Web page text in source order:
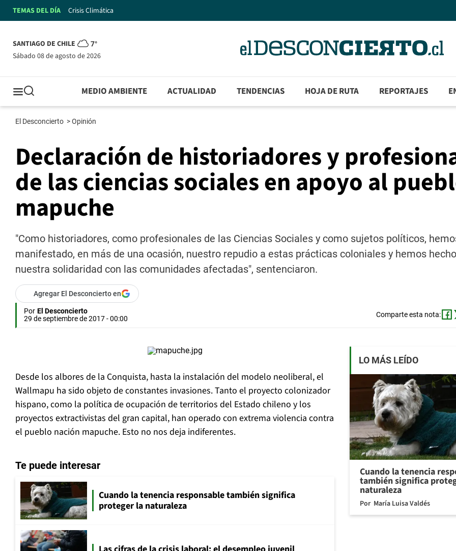
TEMAS DEL DÍA Crisis Climática
SANTIAGO DE CHILE 7°
sábado 08 de agosto de 2026
MEDIO AMBIENTE ACTUALIDAD TENDENCIAS HOJA DE RUTA REPORTAJES
El Desconcierto >Opinión
Declaración de historiadores y
de las ciencias sociales en apoyo al
mapuche
"Como historiadores, como profesionales de las Ciencias Sociales y como sujetos políticos,
manifestado, en más de una ocasión, nuestro repudio a estas prácticas coloniales y hemos
nuestra solidaridad con las comunidades afectadas", sentenciaron.
Agregar El Desconcierto en
Por El Desconcierto
29 de septiembre de 2017 - 00:00
Comparte esta nota:
Desde los albores de la Conquista, hasta la instalación del modelo neoliberal, el
Wallmapu ha sido objeto de constantes invasiones. Tanto el proyecto colonizador
hispano, como la política de ocupación de territorios del Estado chileno y los
proyectos extractivistas del gran capital, han operado con extrema violencia contra
el pueblo nación mapuche. Esto no nos deja indiferentes.
Te puede interesar
Cuando la tenencia responsable también significa
proteger la naturaleza
LO MÁS LEÍDO
Cuando la tenencia
también significa
naturaleza
Por María Luisa Valdés